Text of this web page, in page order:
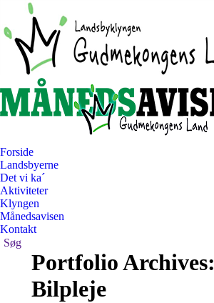
Forside
Landsbyerne
Det vi ka´
Aktiviteter
Klyngen
Månedsavisen
Kontakt
Search:
Søg
Portfolio Archives:
Bilpleje